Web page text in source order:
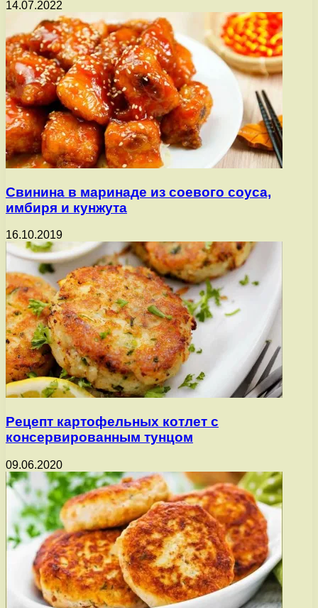
14.07.2022
Свинина в маринаде из соевого соуса,
имбиря и кунжута
16.10.2019
Рецепт картофельных котлет с
консервированным тунцом
09.06.2020